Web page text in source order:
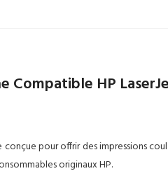
Compatible HP
pour offrir des impressions
originaux HP.